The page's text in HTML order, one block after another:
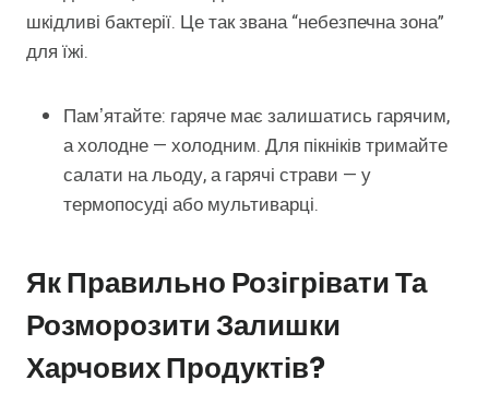
шкідливі бактерії. Це так звана “небезпечна зона”
для їжі.
Памʼятайте: гаряче має залишатись гарячим,
а холодне — холодним. Для пікніків тримайте
салати на льоду, а гарячі страви — у
термопосуді або мультиварці.
Як Правильно Розігрівати Та
Розморозити Залишки
Харчових Продуктів?